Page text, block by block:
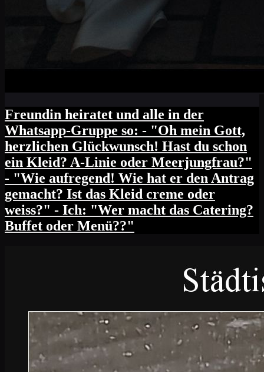
Freundin heiratet und alle in der
Whatsapp-Gruppe so: - "Oh mein Gott,
herzlichen Glückwunsch! Hast du schon
ein Kleid? A-Linie oder Meerjungfrau?"
- "Wie aufregend! Wie hat er den Antrag
gemacht? Ist das Kleid creme oder
weiss?" - Ich: "Wer macht das Catering?
Buffet oder Menü??"